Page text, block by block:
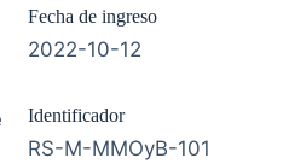
Fecha de ingreso
2022-10-12
Identificador
RS-M-MMOyB-101